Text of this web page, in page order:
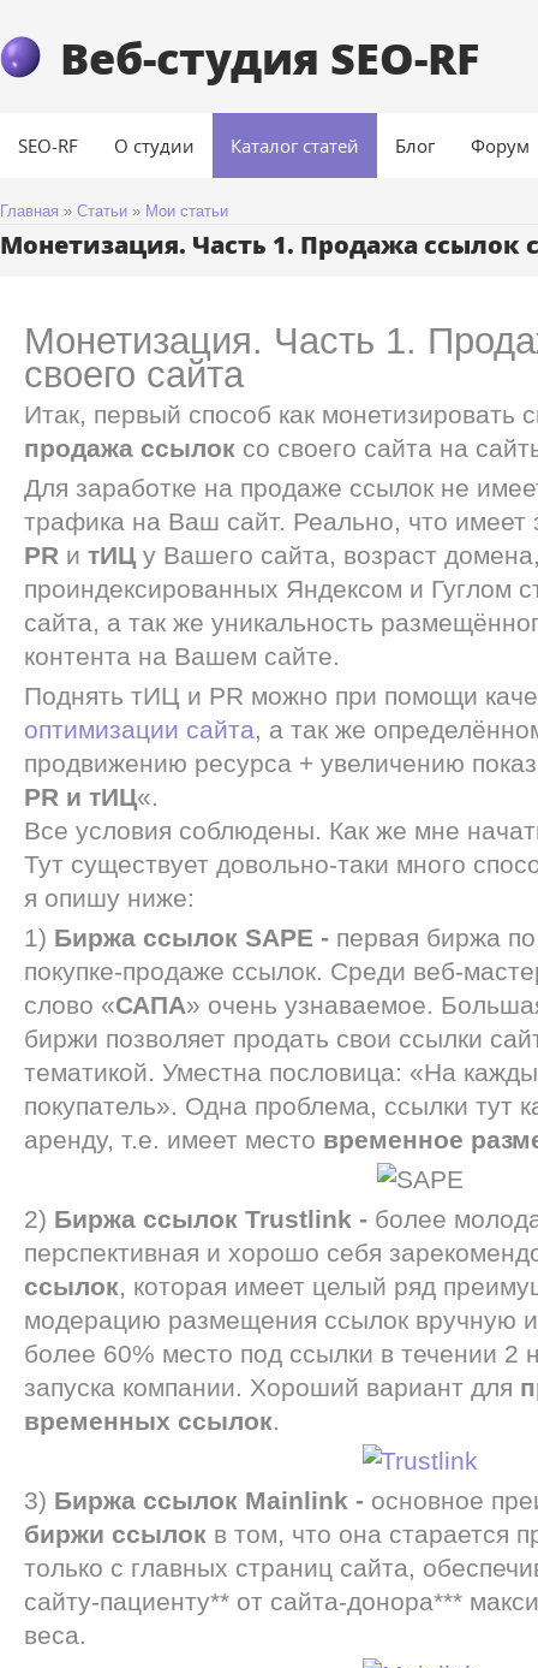
Веб-студия SEO-RF
SEO-RF О студии Каталог статей Блог Форум
Главная » Статьи » Мои статьи
Монетизация. Часть 1. Продажа ссылок
Монетизация. Часть 1.
своего сайта
Итак, первый способ как монетизировать
продажа ссылок со своего сайта на
Для заработке на продаже ссылок не
трафика на Ваш сайт. Реально, что имеет
PR и тИЦ у Вашего сайта, возраст
проиндексированных Яндексом и Гуглом
сайта, а так же уникальность
контента на Вашем сайте.
Поднять тИЦ и PR можно при помощи
оптимизации сайта, а так же
продвижению ресурса + увеличению
PR и тИЦ«.
Все условия соблюдены. Как же мне
Тут существует довольно-таки много
я опишу ниже:
1) Биржа ссылок SAPE - первая биржа
покупке-продаже ссылок. Среди веб-
слово «САПА» очень узнаваемое.
биржи позволяет продать свои ссылки
тематикой. Уместна пословица: «На
покупатель». Одна проблема, ссылки тут
аренду, т.е. имеет место временное
2) Биржа ссылок Trustlink - более
перспективная и хорошо себя
ссылок, которая имеет целый ряд
модерацию размещения ссылок вручную
более 60% место под ссылки в течении 2
запуска компании. Хороший вариант для
временных ссылок.
3) Биржа ссылок Mainlink - основное
биржи ссылок в том, что она старается
только с главных страниц сайта,
сайту-пациенту** от сайта-донора***
веса.